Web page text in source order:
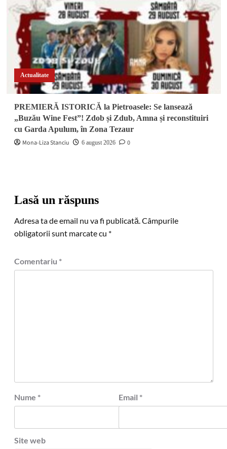
Actualitate
PREMIERĂ ISTORICĂ la Pietroasele: Se lansează
„Buzău Wine Fest”! Zdob și Zdub, Amna și reconstituiri
cu Garda Apulum, în Zona Tezaur
Mona-Liza Stanciu
6 august 2026 0
Lasă un răspuns
Adresa ta de email nu va fi publicată.Câmpurile
obligatorii sunt marcate cu *
Comentariu *
Nume * Email *
Site web